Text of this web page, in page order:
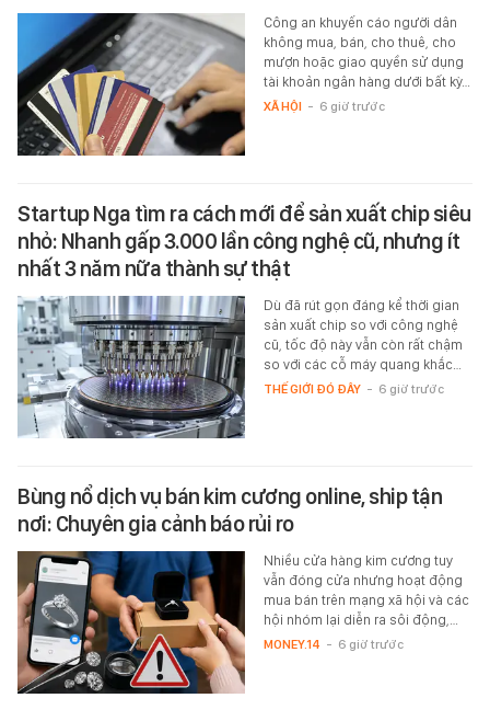
Công an khuyến cáo người dân
không mua, bán, cho thuê, cho
mượn hoặc giao quyền sử dụng
tài khoản ngân hàng dưới bất kỳ…
XÃ HỘI - 6 giờ trước
Startup Nga tìm ra cách mới để sản xuất chip siêu
nhỏ: Nhanh gấp 3.000 lần công nghệ cũ, nhưng ít
nhất 3 năm nữa thành sự thật
Dù đã rút gọn đáng kể thời gian
sản xuất chip so với công nghệ
cũ, tốc độ này vẫn còn rất chậm
so với các cỗ máy quang khắc…
THẾ GIỚI ĐÓ ĐÂY - 6 giờ trước
Bùng nổ dịch vụ bán kim cương online, ship tận
nơi: Chuyên gia cảnh báo rủi ro
Nhiều cửa hàng kim cương tuy
vẫn đóng cửa nhưng hoạt động
mua bán trên mạng xã hội và các
hội nhóm lại diễn ra sôi động,…
MONEY.14 - 6 giờ trước